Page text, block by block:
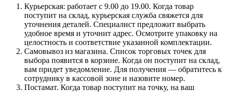
Курьерская: работает с 9.00 до 19.00. Когда товар
поступит на склад, курьерская служба свяжется для
уточнения деталей. Специалист предложит выбрать
удобное время и уточнит адрес. Осмотрите упаковку на
целостность и соответствие указанной комплектации.
Самовывоз из магазина. Список торговых точек для
выбора появится в корзине. Когда он поступит на склад,
вам придет уведомление. Для получения — обратитесь к
сотруднику в кассовой зоне и назовите номер.
Постамат. Когда товар поступит на точку, на ваш